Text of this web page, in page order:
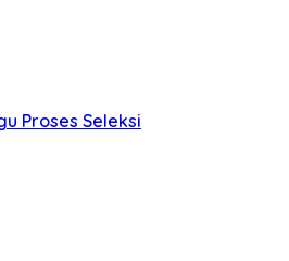
Proses Seleksi